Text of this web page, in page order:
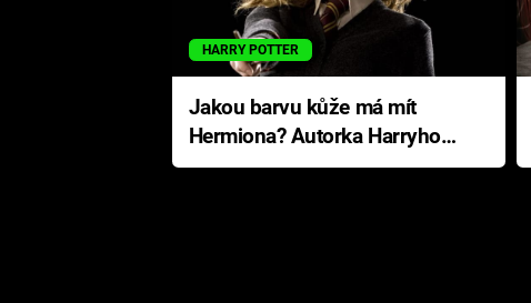
HARRY POTTER
Jakou barvu kůže má mít
Hermiona? Autorka Harryho
Pottera přišla s ráznou